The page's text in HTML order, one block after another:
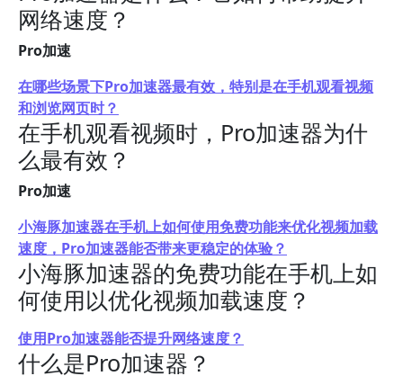
网络速度？
Pro加速
在哪些场景下Pro加速器最有效，特别是在手机观看视频
和浏览网页时？
在手机观看视频时，Pro加速器为什
么最有效？
Pro加速
小海豚加速器在手机上如何使用免费功能来优化视频加载
速度，Pro加速器能否带来更稳定的体验？
小海豚加速器的免费功能在手机上如
何使用以优化视频加载速度？
使用Pro加速器能否提升网络速度？
什么是Pro加速器？